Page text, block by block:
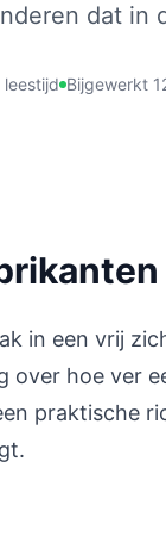
dat in
leestijd Bijgewerkt
in een vrij
over hoe ver
praktische